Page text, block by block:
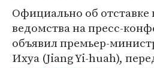
Официально об отставке
ведомства на пресс-
объявил премьер-
Ихуа (Jiang Yi-huah),